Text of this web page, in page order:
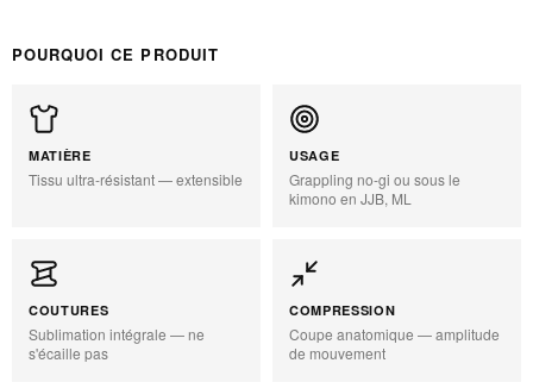
POURQUOI CE PRODUIT
MATIÈRE
Tissu ultra-résistant — extensible
USAGE
Grappling no-gi ou sous le
kimono en JJB, ML
COUTURES
Sublimation intégrale — ne
s'écaille pas
COMPRESSION
Coupe anatomique — amplitude
de mouvement